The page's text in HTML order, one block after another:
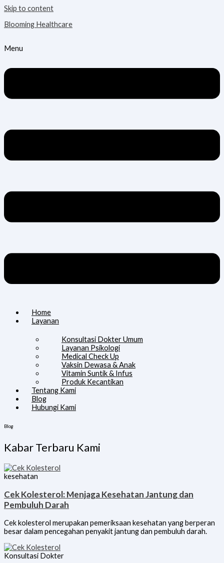
Skip to content
Blooming Healthcare
Menu
Home
Layanan
Konsultasi Dokter Umum
Layanan Psikologi
Medical Check Up
Vaksin Dewasa & Anak
Vitamin Suntik & Infus
Produk Kecantikan
Tentang Kami
Blog
Hubungi Kami
Blog
Kabar Terbaru Kami
kesehatan
Cek Kolesterol: Menjaga Kesehatan Jantung dan
Pembuluh Darah
Cek kolesterol merupakan pemeriksaan kesehatan yang berperan
besar dalam pencegahan penyakit jantung dan pembuluh darah.
Konsultasi Dokter